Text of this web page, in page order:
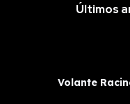
Últimos
Volante